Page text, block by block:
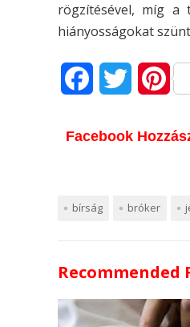
rögzítésével, míg a
hiányosságokat
c
b
o
k
i
t
r
P
n
e
s
Facebook
bírság bróker
Recommended